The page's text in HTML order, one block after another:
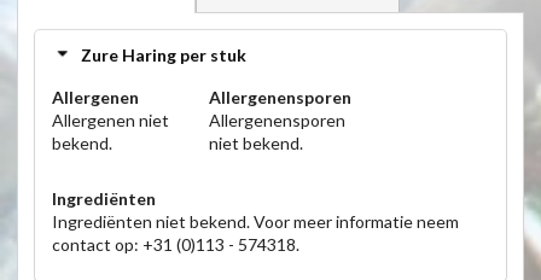
Zure Haring per stuk
Allergenen
Allergenen niet
bekend.
Allergenensporen
Allergenensporen
niet bekend.
Ingrediënten
Ingrediënten niet bekend. Voor meer informatie neem
contact op: +31 (0)113 - 574318.